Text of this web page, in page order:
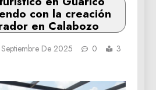
con la creación
en Calabozo
De 2025 0
3